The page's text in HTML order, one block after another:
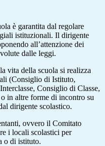
è garantita dal regolare
istituzionali. Il dirigente
all’attenzione dei
dalle leggi.
vita della scuola si realizza
(Consiglio di Istituto,
Consiglio di Classe,
in altre forme di incontro su
dirigente scolastico.
ovvero il Comitato
i locali scolastici per
o di istituto.